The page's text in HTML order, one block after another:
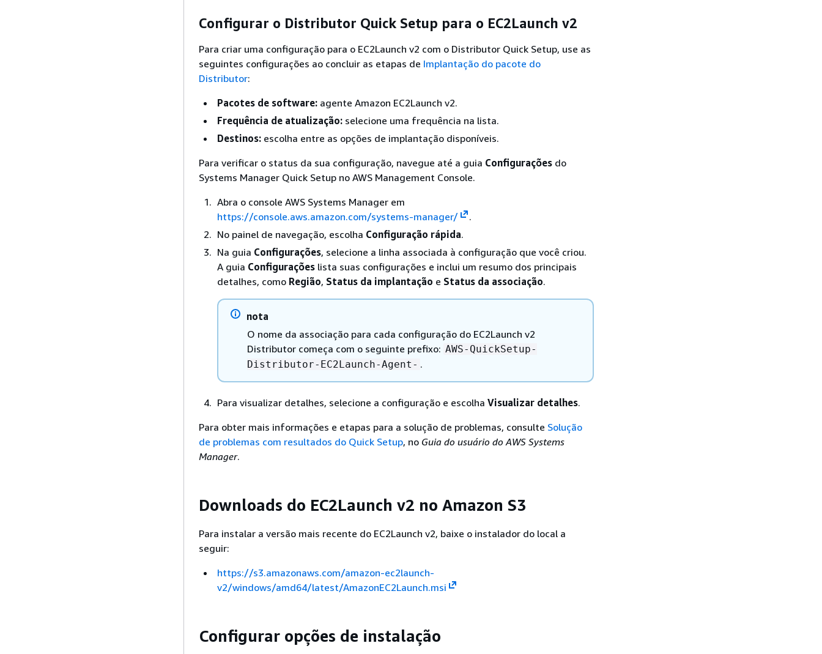
Configurar o Distributor Quick Setup para o EC2Launch v2
Para criar uma configuração para o EC2Launch v2 com o Distributor Quick Setup, use as
seguintes configurações ao concluir as etapas de Implantação do pacote do
Distributor:
Pacotes de software: agente Amazon EC2Launch v2.
Frequência de atualização: selecione uma frequência na lista.
Destinos: escolha entre as opções de implantação disponíveis.
Para verificar o status da sua configuração, navegue até a guia Configurações do
Systems Manager Quick Setup no AWS Management Console.
Abra o console AWS Systems Manager em
https://console.aws.amazon.com/systems-manager/
.
No painel de navegação, escolha Configuração rápida.
Na guia Configurações, selecione a linha associada à configuração que você criou.
A guia Configurações lista suas configurações e inclui um resumo dos principais
detalhes, como Região, Status da implantação e Status da associação.
nota
O nome da associação para cada configuração do EC2Launch v2
Distributor começa com o seguinte prefixo: AWS-QuickSetup-
Distributor-EC2Launch-Agent- .
Para visualizar detalhes, selecione a configuração e escolha Visualizar detalhes.
Para obter mais informações e etapas para a solução de problemas, consulte Solução
de problemas com resultados do Quick Setup, no Guia do usuário do AWS Systems
Manager.
Downloads do EC2Launch v2 no Amazon S3
Para instalar a versão mais recente do EC2Launch v2, baixe o instalador do local a
seguir:
https://s3.amazonaws.com/amazon-ec2launch-
v2/windows/amd64/latest/AmazonEC2Launch.msi
Configurar opções de instalação